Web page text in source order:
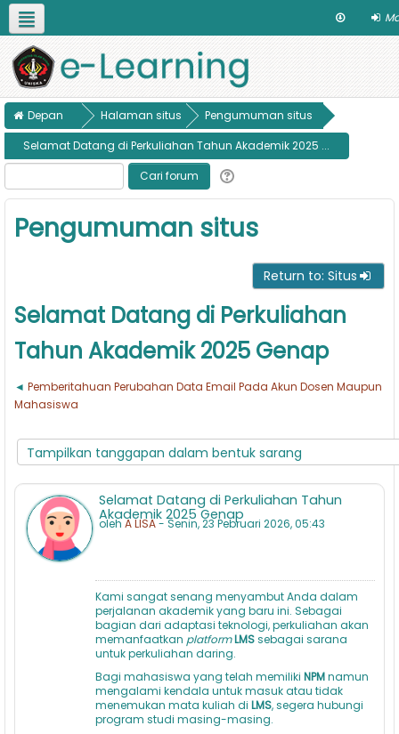
Bahasa Indonesia ‎(id)‎ Pilih Program Studi
Depan Halaman situs
Pengumuman situs
Selamat Datang di Perkuliahan Tahun Akademik 2025 ...
Pengumuman situs
Return to: Situs
Selamat Datang di Perkuliahan
Tahun Akademik 2025 Genap
Pemberitahuan Perubahan Data Email Pada Akun Dosen Maupun
Mahasiswa
Selamat Datang di Perkuliahan Tahun
Akademik 2025 Genap
olehA LISA- Senin, 23 Pebruari 2026, 05:43
Kami sangat senang menyambut Anda dalam
perjalanan akademik yang baru ini. Sebagai
bagian dari adaptasi teknologi, perkuliahan akan
memanfaatkan platformLMSsebagai sarana
untuk perkuliahan daring.
Bagi mahasiswa yang telah memiliki NPMnamun
mengalami kendala untuk masuk atau tidak
menemukan mata kuliah di LMS, segera hubungi
program studi masing-masing.